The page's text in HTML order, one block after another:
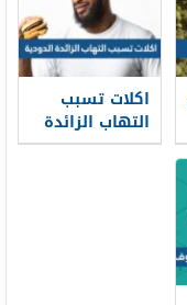
اكلات تسبب
التهاب الزائدة
الدودية